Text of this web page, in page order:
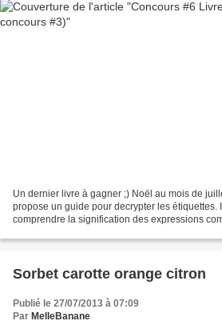
Un dernier livre à gagner ;) Noël au mois de
propose un guide pour decrypter les étiquettes.
comprendre la signification des expressions
Sorbet carotte orange citron
Publié le 27/07/2013 à 07:09
Par MelleBanane